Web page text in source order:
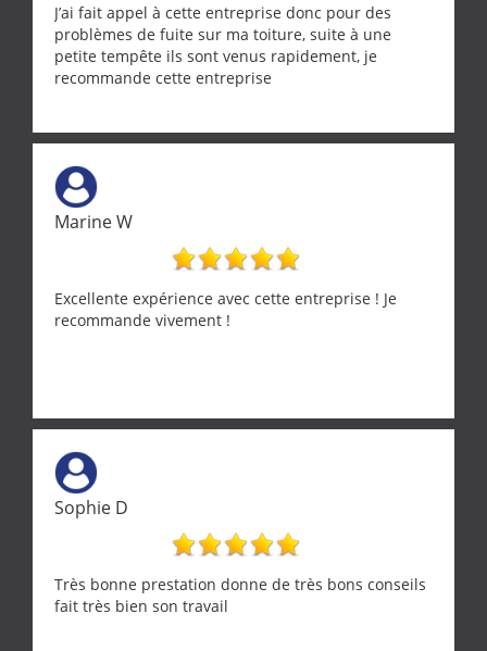
J’ai fait appel à cette entreprise donc pour des
problèmes de fuite sur ma toiture, suite à une
petite tempête ils sont venus rapidement, je
recommande cette entreprise
Marine W
Excellente expérience avec cette entreprise ! Je
recommande vivement !
Sophie D
Très bonne prestation donne de très bons conseils
fait très bien son travail